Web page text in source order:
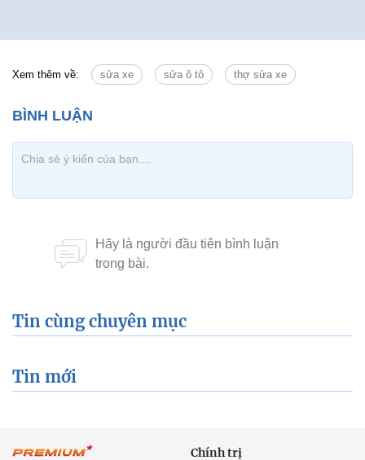
Xem thêm về: sửa xe sửa ô tô thợ sửa xe
Tin cùng chuyên mục
Tin mới
Chính trị